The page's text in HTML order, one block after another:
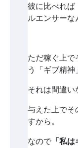
彼に比べれば
ルエンサー
ただ稼ぐ上
う「ギブ精神
それは間違い
与えた上でそ
すから。
なので 「私